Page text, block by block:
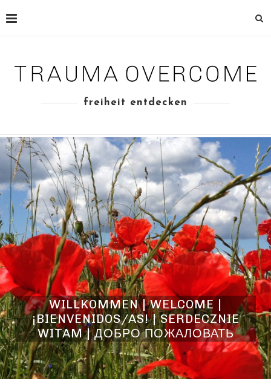
freiheit entdecken
WILLKOMMEN | WELCOME |
¡BIENVENIDOS/AS! | SERDECZNIE
WITAM | ДОБРО ПОЖАЛОВАТЬ